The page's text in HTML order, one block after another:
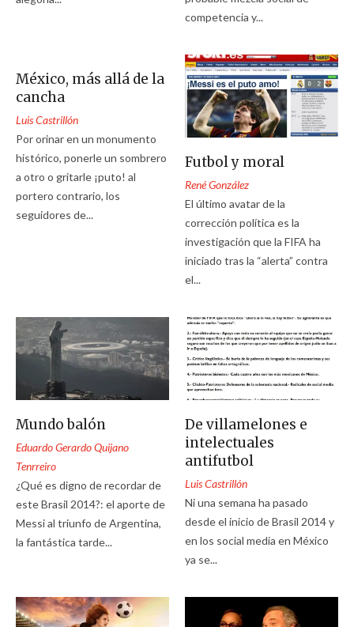
competencia y...
México, más allá de la
cancha
Luis Castrillón
Por orinar en un monumento
histórico, ponerle un sombrero
a otro o gritarle ¡puto! al
portero contrario, los
seguidores de...
Futbol y moral
René González
El último avatar de la
corrección política es la
investigación que la FIFA ha
iniciado tras la “alerta” contra
el...
Mundo balón
Eduardo Gerardo Quijano
Tenrreiro
¿Qué es digno de recordar de
este Brasil 2014?: el aporte de
Messi al triunfo de Argentina,
la fantástica tarde...
De villamelones e
intelectuales
antifutbol
Luis Castrillón
Ni una semana ha pasado
desde el inicio de Brasil 2014 y
en los social media en México
ya se...